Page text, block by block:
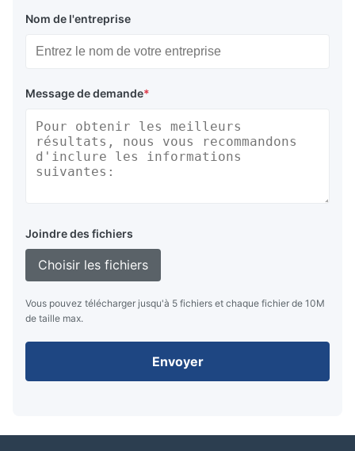
Nom de l'entreprise
Message de demande*
Joindre des fichiers
Choisir les fichiers
Vous pouvez télécharger jusqu'à 5 fichiers et chaque fichier de 10M
de taille max.
Envoyer